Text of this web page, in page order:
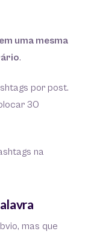
uma mesma
.
por post.
30
na
mas que